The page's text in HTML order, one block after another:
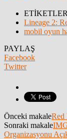
ETİKETLER
Lineage 2:
mobil oyun
PAYLAŞ
Facebook
Twitter
Önceki makaleRed
Sonraki makale
Organizasyonu